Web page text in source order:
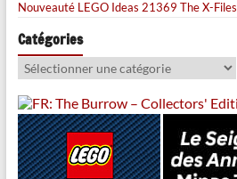
Nouveauté LEGO Ideas 21369 The X-Files
Catégories
Catégories